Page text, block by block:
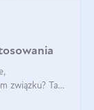
związku? Tak